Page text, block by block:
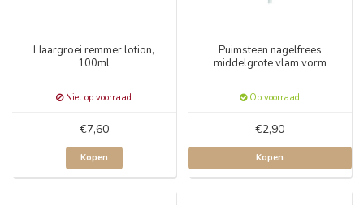
Haargroei remmer lotion,
100ml
Niet op voorraad
€7,60
Kopen
Puimsteen nagelfrees
middelgrote vlam vorm
Op voorraad
€2,90
Kopen